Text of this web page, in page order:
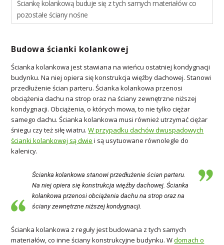
Ściankę kolankową buduje się z tych samych materiałów co
pozostałe ściany nośne
Budowa ścianki kolankowej
Ścianka kolankowa jest stawiana na wieńcu ostatniej kondygnacji
budynku. Na niej opiera się konstrukcja więźby dachowej. Stanowi
przedłużenie ścian parteru. Ścianka kolankowa przenosi
obciążenia dachu na strop oraz na ściany zewnętrzne niższej
kondygnacji. Obciążenia, o których mowa, to nie tylko ciężar
samego dachu. Ścianka kolankowa musi również utrzymać ciężar
śniegu czy też siłę wiatru.W przypadku dachów dwuspadowych
ścianki kolankowej są dwie i są usytuowane równolegle do
kalenicy.
Ścianka kolankowa stanowi przedłużenie ścian parteru.
Na niej opiera się konstrukcja więźby dachowej. Ścianka
kolankowa przenosi obciążenia dachu na strop oraz na
ściany zewnętrzne niższej kondygnacji.
Ścianka kolankowa z reguły jest budowana z tych samych
materiałów, co inne ściany konstrukcyjne budynku. Wdomach o